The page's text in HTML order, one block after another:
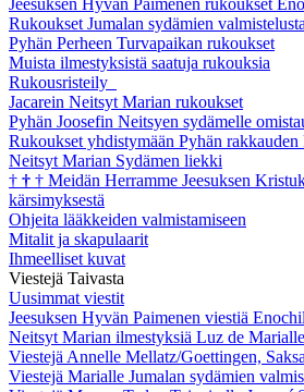
Rukoukset Jumalan sydämien valmistelusta
Pyhän Perheen Turvapaikan rukoukset
Muista ilmestyksistä saatuja rukouksia
Rukousristeily
Jacarein Neitsyt Marian rukoukset
Pyhän Joosefin Neitsyen sydämelle
Rukoukset yhdistymään Pyhän rakkauden
Neitsyt Marian Sydämen liekki
† † † Meidän Herramme Jeesuksen
kärsimyksestä
Ohjeita lääkkeiden valmistamiseen
Mitalit ja skapulaarit
Ihmeelliset kuvat
Viestejä Taivasta
Uusimmat viestit
Jeesuksen Hyvän Paimenen viestiä
Neitsyt Marian ilmestyksiä Luz de
Viestejä Annelle Mellatz/Goettingen, Saksa
Viestejä Marialle Jumalan sydämien